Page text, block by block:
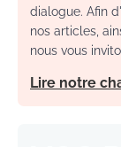
dialogue. Afin
nos articles,
nous vous
Lire notre